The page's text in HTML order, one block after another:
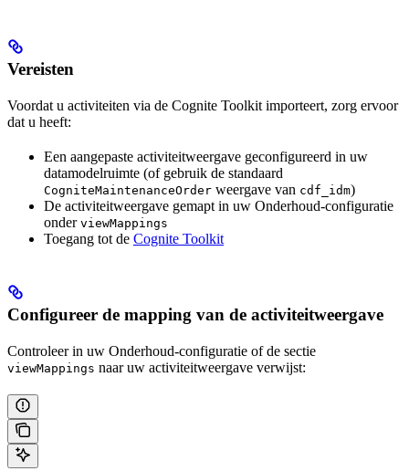
Vereisten
Voordat u activiteiten via de Cognite Toolkit importeert, zorg ervoor
dat u heeft:
Een aangepaste activiteitweergave geconfigureerd in uw
datamodelruimte (of gebruik de standaard
CogniteMaintenanceOrder weergave van cdf_idm)
De activiteitweergave gemapt in uw Onderhoud-configuratie
onder viewMappings
Toegang tot de Cognite Toolkit
Configureer de mapping van de activiteitweergave
Controleer in uw Onderhoud-configuratie of de sectie
viewMappings naar uw activiteitweergave verwijst: